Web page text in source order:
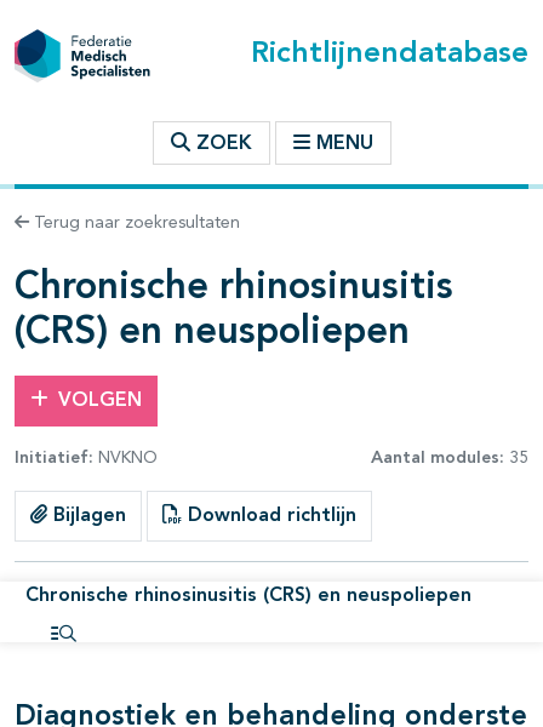
Richtlijnendatabase
ZOEK MENU
Terug naar zoekresultaten
Chronische rhinosinusitis
(CRS) en neuspoliepen
VOLGEN
Initiatief: NVKNO Aantal modules: 35
Bijlagen Download richtlijn
Chronische rhinosinusitis (CRS) en neuspoliepen
openklappen
open- en dichtklappen
Diagnostiek en behandeling onderste